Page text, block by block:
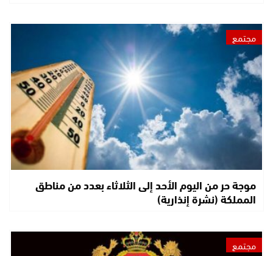
مجتمع
موجة حر من اليوم الأحد إلى الثلاثاء بعدد من مناطق
المملكة (نشرة إنذارية)
مجتمع